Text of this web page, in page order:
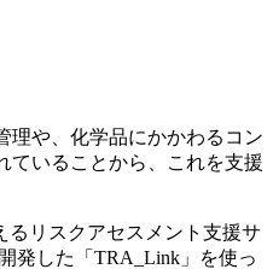
理や、化学品にかかわるコン
ていることから、これを支援
るリスクアセスメント支援サ
発した「TRA_Link」を使っ